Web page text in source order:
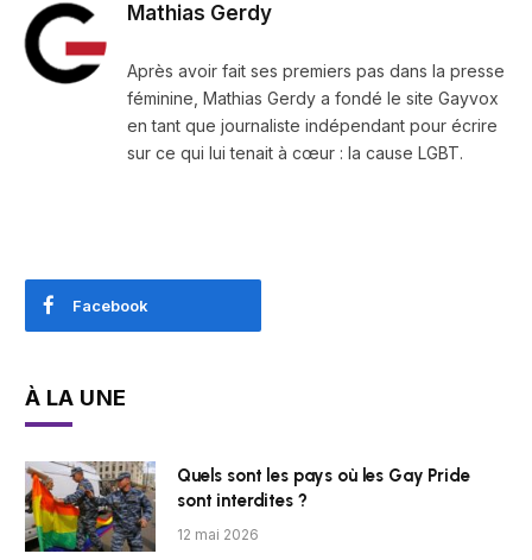
Mathias Gerdy
Après avoir fait ses premiers pas dans la presse
féminine, Mathias Gerdy a fondé le site Gayvox
en tant que journaliste indépendant pour écrire
sur ce qui lui tenait à cœur : la cause LGBT.
Facebook
À LA UNE
Quels sont les pays où les Gay Pride
sont interdites ?
12 mai 2026